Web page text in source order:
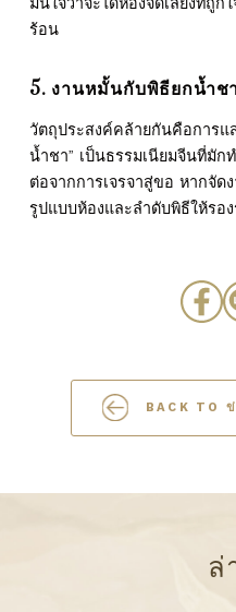
ร้อน
5. งานหมั้นกับพิธียกน้ำช
วัตถุประสงค์คล้ายกันคือการแ
น้ำชา” เป็นธรรมเนียมจีนที่มัก
ต่อจากการเจรจาสู่ขอ หากจัด
รูปแบบห้องและลำดับพิธีให้รอ
BACK TO
ล่